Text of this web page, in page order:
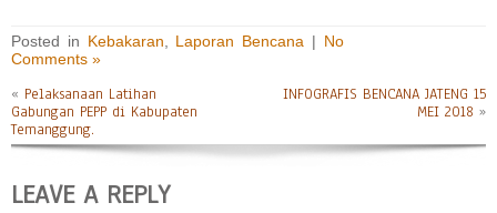
Posted in Kebakaran Laporan Bencana | No
Comments »
« Pelaksanaan Latihan
Gabungan PEPP di Kabupaten
Temanggung.
INFOGRAFIS BENCANA JATENG 15
MEI 2018 »
LEAVE A REPLY